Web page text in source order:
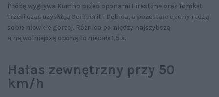
Próbę wygrywa Kumho przed oponami Firestone oraz Tomket.
Trzeci czas uzyskują Semperit i Dębica, a pozostałe opony radzą
sobie niewiele gorzej. Różnica pomiędzy najszybszą
a najwolniejszą oponą to niecałe 1,5 s.
Hałas zewnętrzny przy 50
km/h